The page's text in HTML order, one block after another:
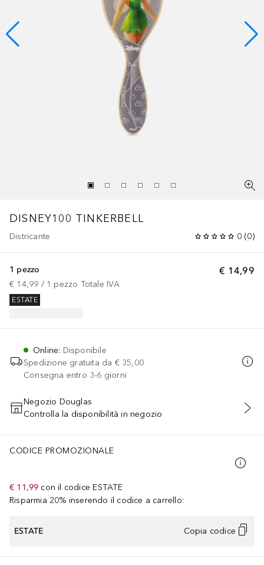
DISNEY100 TINKERBELL
Districante 0 (0)
€ 14,99
1 pezzo
€ 14,99 / 1 pezzo Totale IVA
ESTATE
Online: Disponibile
Spedizione gratuita da € 35,00
Consegna entro 3-6 giorni
AGGIUNGI AL CARRELLO
Negozio Douglas
Controlla la disponibilità in negozio
CODICE PROMOZIONALE
€ 11,99 con il codice ESTATE
Risparmia 20% inserendo il codice a carrello:
ESTATE Copia codice